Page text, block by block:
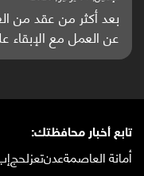
باحثون من اليمن
واعدة منشورة عالميا
تابع أخبار محافظتك:
أمانة العاصمةعدنتعزلحج